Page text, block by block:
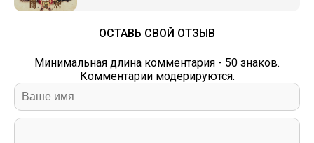
ОСТАВЬ СВОЙ ОТЗЫВ
Минимальная длина комментария - 50 знаков.
Комментарии модерируются.